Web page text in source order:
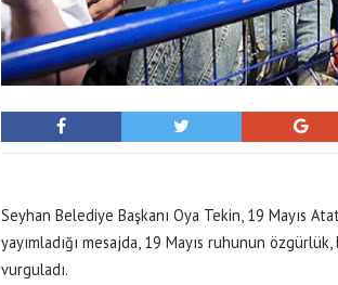
Seyhan Belediye Başkanı Oya Tekin, 19 Mayıs
yayımladığı mesajda, 19 Mayıs ruhunun
vurguladı.